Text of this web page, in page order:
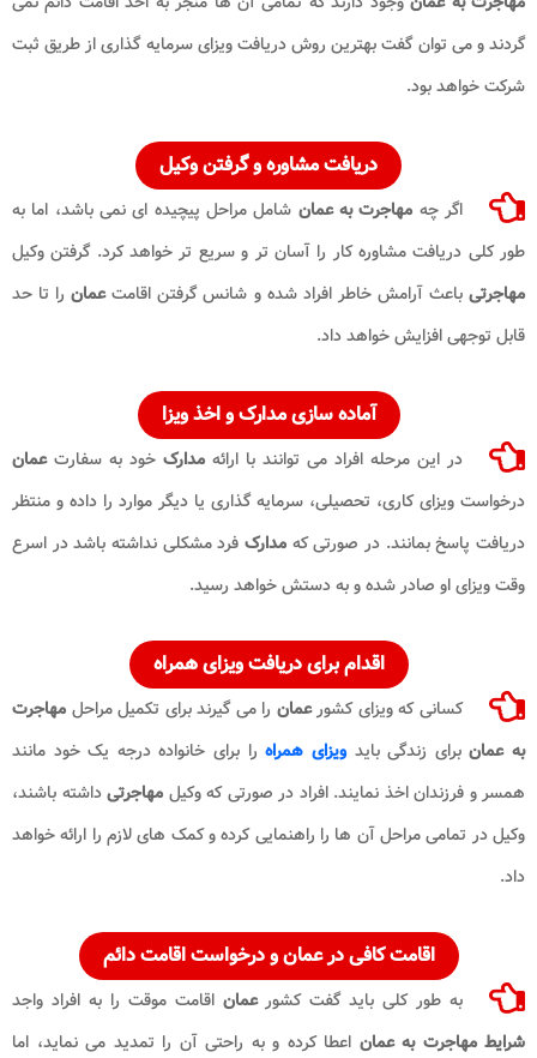
گردند و می توان گفت بهترین روش دریافت ویزای سرمایه گذاری از طریق ثبت
شرکت خواهد بود.
دریافت مشاوره و گرفتن وکیل
اگر چه مهاجرت به عمان شامل مراحل پیچیده ای نمی باشد، اما به
طور کلی دریافت مشاوره کار را آسان تر و سریع تر خواهد کرد. گرفتن وکیل
مهاجرتیباعث آرامش خاطر افراد شده و شانس گرفتن اقامتعمانرا تا حد
قابل توجهی افزایش خواهد داد.
آماده سازیمدارکو اخذ ویزا
در این مرحله افراد می توانند با ارائه مدارک خود به سفارتعمان
درخواست ویزای کاری، تحصیلی، سرمایه گذاری یا دیگر موارد را داده و منتظر
دریافت پاسخ بمانند. در صورتی که مدارک فرد مشکلی نداشته باشد در اسرع
وقت ویزای او صادر شده و به دستش خواهد رسید.
اقدام برای دریافت ویزای همراه
کسانی که ویزای کشورعمان را می گیرند برای تکمیل مراحل مهاجرت
به عمانبرای زندگی بایدویزای همراهرا برای خانواده درجه یک خود مانند
همسر و فرزندان اخذ نمایند. افراد در صورتی که وکیل مهاجرتیداشته باشند،
وکیل در تمامی مراحل آن ها را راهنمایی کرده و کمک های لازم را ارائه خواهد
داد.
اقامت کافی درعمانو درخواست اقامت دائم
به طور کلی باید گفت کشورعمان اقامت موقت را به افراد واجد
شرایط مهاجرت به عمان اعطا کرده و به راحتی آن را تمدید می نماید، اما